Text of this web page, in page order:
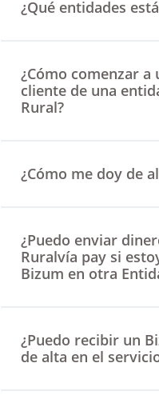
¿Qué entidades
¿Cómo comenzar a
cliente de una
Rural?
¿Cómo me doy de
¿Puedo enviar
Ruralvía pay si
Bizum en otra
¿Puedo recibir un
de alta en el